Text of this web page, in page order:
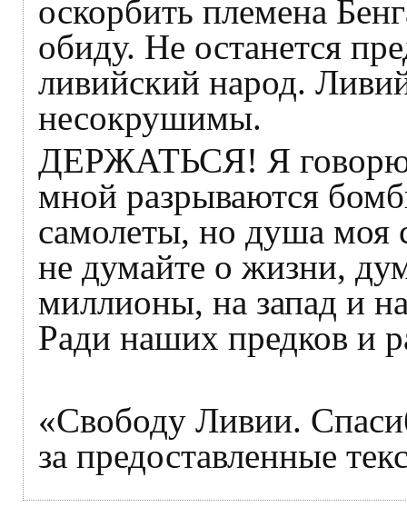
оскорбить племена
обиду. Не останется
ливийский народ.
несокрушимы.
ДЕРЖАТЬСЯ! Я говорю
мной разрываются
самолеты, но душа моя
не думайте о жизни,
миллионы, на запад и
Ради наших предков и
«Свободу Ливии.
за предоставленные